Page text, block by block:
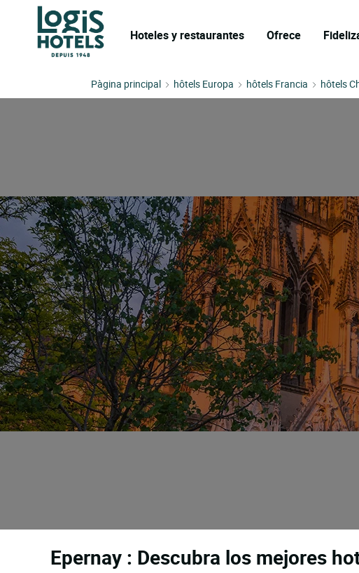
Hoteles y restaurantes Ofrece
Pàgina principal hôtels Europa hôtels Francia hôtels
Epernay : Descubra los mejores